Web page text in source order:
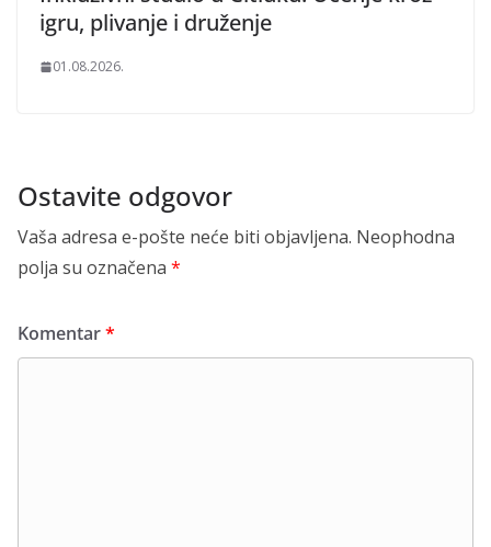
igru, plivanje i druženje
01.08.2026.
Ostavite odgovor
Vaša adresa e-pošte neće biti objavljena. Neophodna
polja su označena *
Komentar*